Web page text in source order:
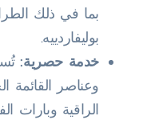
بما في ذلك
بوليفاردييه.
خدمة حصرية:
وعناصر القائمة
الراقية وبارات